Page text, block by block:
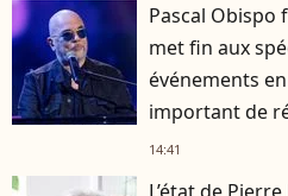
Pascal Obispo
met fin aux
événements
important de
14:41